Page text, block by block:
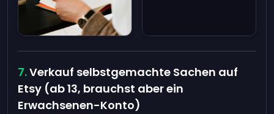
Verkauf selbstgemachte Sachen auf
Etsy (ab 13, brauchst aber ein
Erwachsenen-Konto)